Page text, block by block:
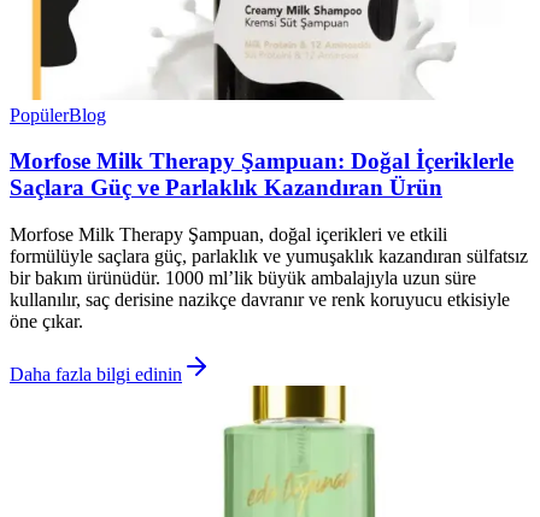
PopülerBlog
Morfose Milk Therapy Şampuan: Doğal İçeriklerle
Saçlara Güç ve Parlaklık Kazandıran Ürün
Morfose Milk Therapy Şampuan, doğal içerikleri ve etkili
formülüyle saçlara güç, parlaklık ve yumuşaklık kazandıran sülfatsız
bir bakım ürünüdür. 1000 ml’lik büyük ambalajıyla uzun süre
kullanılır, saç derisine nazikçe davranır ve renk koruyucu etkisiyle
öne çıkar.
Daha fazla bilgi edinin